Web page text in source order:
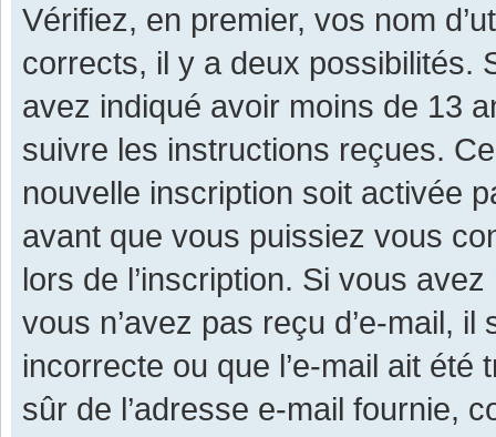
Vérifiez, en premier, vos nom
corrects, il y a deux possibilités.
avez indiqué avoir moins de 13
suivre les instructions reçues.
nouvelle inscription soit activée
avant que vous puissiez vous
lors de l’inscription. Si vous
vous n’avez pas reçu d’e-mail,
incorrecte ou que l’e-mail ait
sûr de l’adresse e-mail fournie,